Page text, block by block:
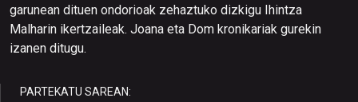
garunean dituen ondorioak zehaztuko dizkigu Ihintza
Malharin ikertzaileak. Joana eta Dom kronikariak gurekin
izanen ditugu.
PARTEKATU SAREAN: